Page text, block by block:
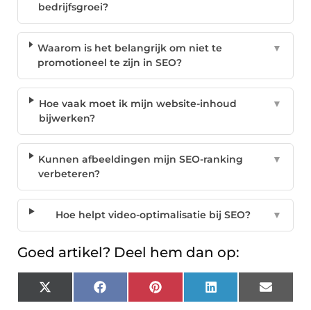
bedrijfsgroei?
Waarom is het belangrijk om niet te
promotioneel te zijn in SEO?
▼
Hoe vaak moet ik mijn website-inhoud
bijwerken?
▼
Kunnen afbeeldingen mijn SEO-ranking
verbeteren?
▼
Hoe helpt video-optimalisatie bij SEO? ▼
Goed artikel? Deel hem dan op:
X
(Twitter)
Facebook Pinterest LinkedIn Email